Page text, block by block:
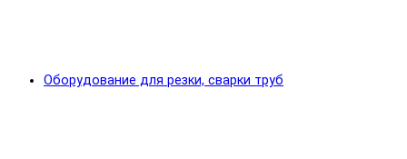
Оборудование для резки, сварки труб